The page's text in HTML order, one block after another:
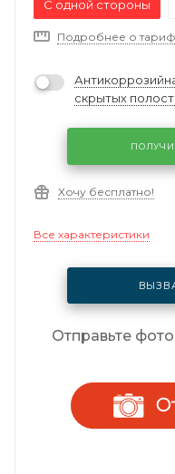
С одной стороны
Подробнее о
скрытых
Хочу бесплатно!
Все характеристики
Отправьте